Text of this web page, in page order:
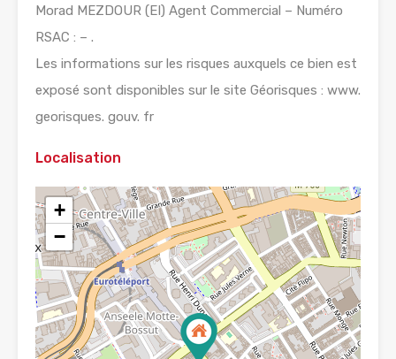
Morad MEZDOUR (EI) Agent Commercial – Numéro
RSAC : – .
Les informations sur les risques auxquels ce bien est
exposé sont disponibles sur le site Géorisques : www.
georisques. gouv. fr
Localisation
+
−